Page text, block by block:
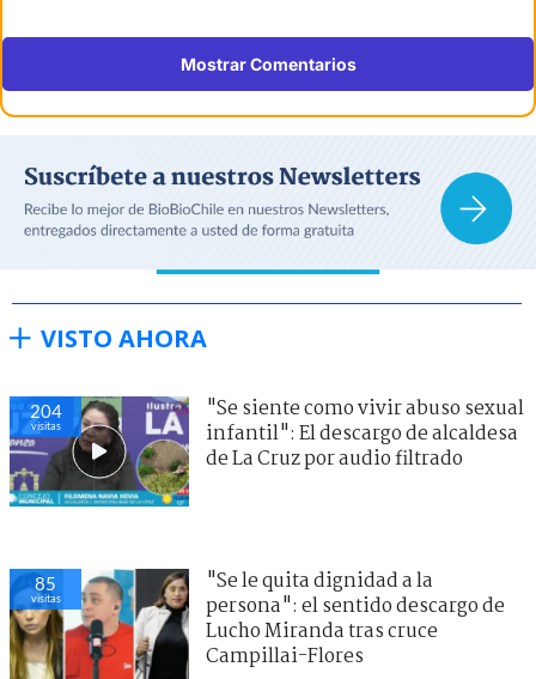
Mostrar Comentarios
VISTO AHORA
204
visitas
"Se siente como vivir abuso sexual
infantil": El descargo de alcaldesa
de La Cruz por audio filtrado
85
visitas
"Se le quita dignidad a la
persona": el sentido descargo de
Lucho Miranda tras cruce
Campillai-Flores